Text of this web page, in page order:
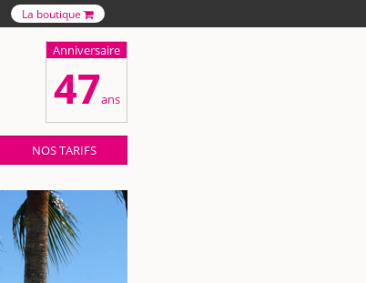
La boutique
Anniversaire
47ans
NOS TARIFS